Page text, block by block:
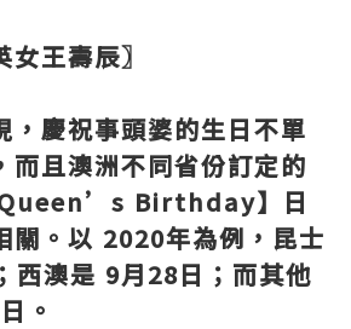
女王壽辰〗
，慶祝事頭婆的生日不單
而且澳洲不同省份訂定的
Queen’s Birthday】日
關。以 2020年為例，昆士
西澳是 9月28日；而其他
。